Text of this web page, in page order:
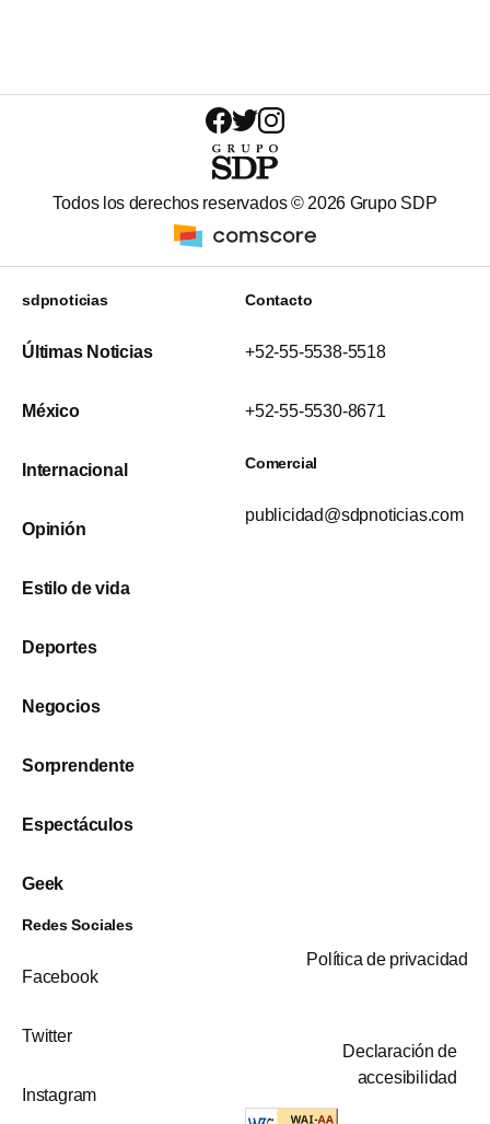
Todos los derechos reservados © 2026 Grupo SDP
sdpnoticias
Últimas Noticias
México
Internacional
Opinión
Estilo de vida
Deportes
Negocios
Sorprendente
Espectáculos
Geek
Contacto
+52-55-5538-5518
+52-55-5530-8671
Comercial
publicidad@sdpnoticias.com
Redes Sociales
Facebook
Twitter
Instagram
Política de privacidad
Declaración de
accesibilidad